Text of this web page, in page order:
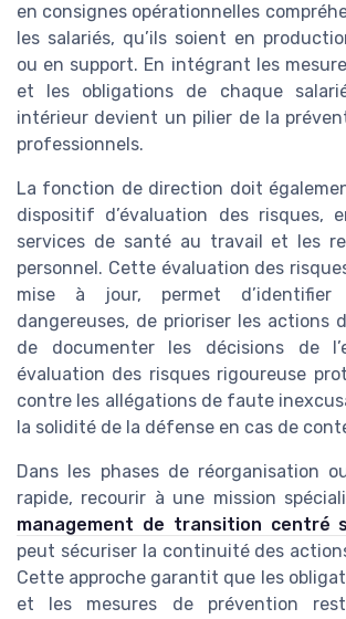
en consignes opérationnelles
les salariés, qu’ils soient en
ou en support. En intégrant les
et les obligations de chaque
intérieur devient un pilier de la
professionnels.
La fonction de direction doit
dispositif d’évaluation des risques,
services de santé au travail et les
personnel. Cette évaluation des
mise à jour, permet d’identifier
dangereuses, de prioriser les actions
de documenter les décisions de
évaluation des risques rigoureuse
contre les allégations de faute
la solidité de la défense en cas de
Dans les phases de réorganisation
rapide, recourir à une mission
management de transition centré
peut sécuriser la continuité des
Cette approche garantit que les
et les mesures de prévention